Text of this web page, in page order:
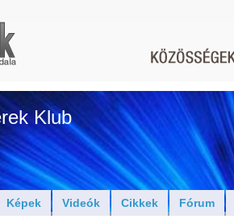
Klub
Képek Videók Cikkek Fórum